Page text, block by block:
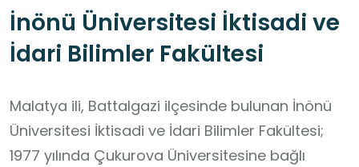
İnönü Üniversitesi İktisadi ve
İdari Bilimler Fakültesi
Malatya ili, Battalgazi ilçesinde bulunan İnönü
Üniversitesi İktisadi ve İdari Bilimler Fakültesi;
1977 yılında Çukurova Üniversitesine bağlı